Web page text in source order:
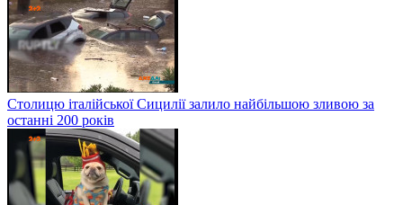
Столицю італійської Сицилії залило найбільшою зливою за
останні 200 років